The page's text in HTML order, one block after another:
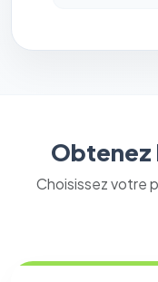
Obtenez
Choisissez votre
Cookies
Nécessaires au
mémorisation de vos